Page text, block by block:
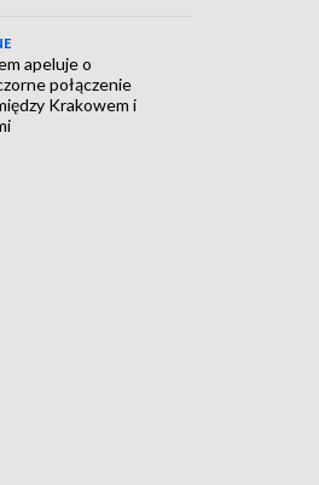
apeluje o
połączenie
Krakowem i